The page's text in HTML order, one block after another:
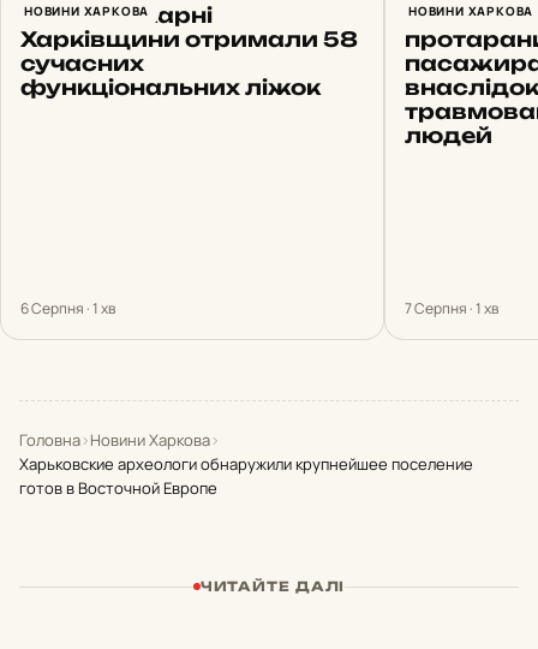
НОВИНИ ХАРКОВА
Ще три лікарні
Харківщини отримали 58
сучасних
функціональних ліжок
6 Серпня · 1 хв
НОВИНИ ХАРКОВА
Проїхав
людей
7 Серпня · 1 хв
Головна›Новини Харкова›
Харьковские археологи обнаружили крупнейшее поселение
готов в Восточной Европе
ЧИТАЙТЕ ДАЛІ